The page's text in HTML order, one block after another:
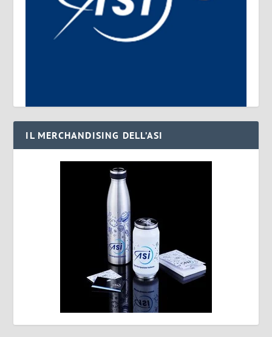
IL MERCHANDISING DELL’ASI